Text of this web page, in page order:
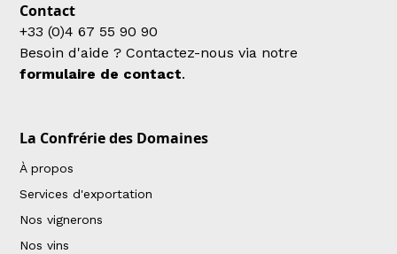
Contact
+33 (0)4 67 55 90 90
Besoin d'aide ? Contactez-nous via notre
formulaire de contact.
La Confrérie des Domaines
À propos
Services d'exportation
Nos vignerons
Nos vins